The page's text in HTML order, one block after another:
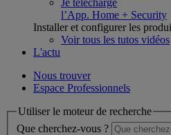
Je télécharge
l’App. Home + Security
Installer et configurer les
Voir tous les tutos vidéos
L'actu
Nous trouver
Espace Professionnels
Utiliser le moteur de recherche
Que cherchez-vous ?